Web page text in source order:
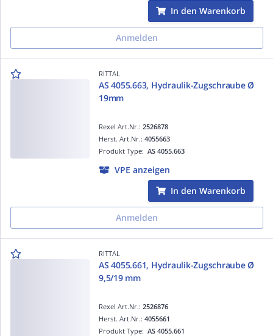
In den Warenkorb
Anmelden
RITTAL
AS 4055.663, Hydraulik-Zugschraube Ø
19mm
Rexel Art.Nr.: 2526878
Produkt Type: AS 4055.663
Herst. Art.Nr.: 4055663
VPE anzeigen
In den Warenkorb
Anmelden
RITTAL
AS 4055.661, Hydraulik-Zugschraube Ø
9,5/19 mm
Rexel Art.Nr.: 2526876
Produkt Type: AS 4055.661
Herst. Art.Nr.: 4055661